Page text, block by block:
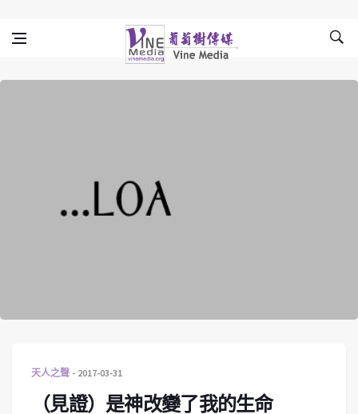
Vine Media
葡萄樹傳媒
天人之聲 2017-03-31
（見證）是神改變了我的生命